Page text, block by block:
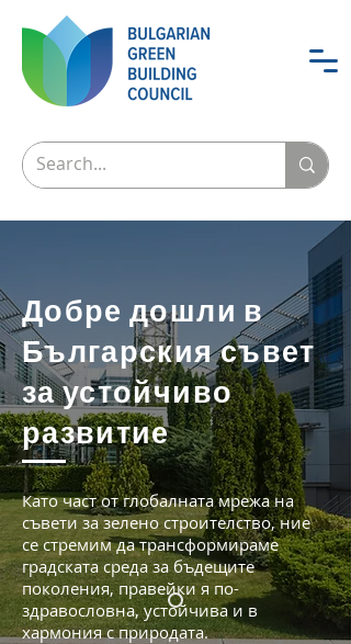
Добре дошли в
Българския съвет
за устойчиво
развитие
Като част от глобалната мрежа на
съвети за зелено строителствo, ние
се стремим да трансформираме
градската среда за бъдещите
поколения, правейки я по-
здравословна, устойчива и в
хармония с природата.